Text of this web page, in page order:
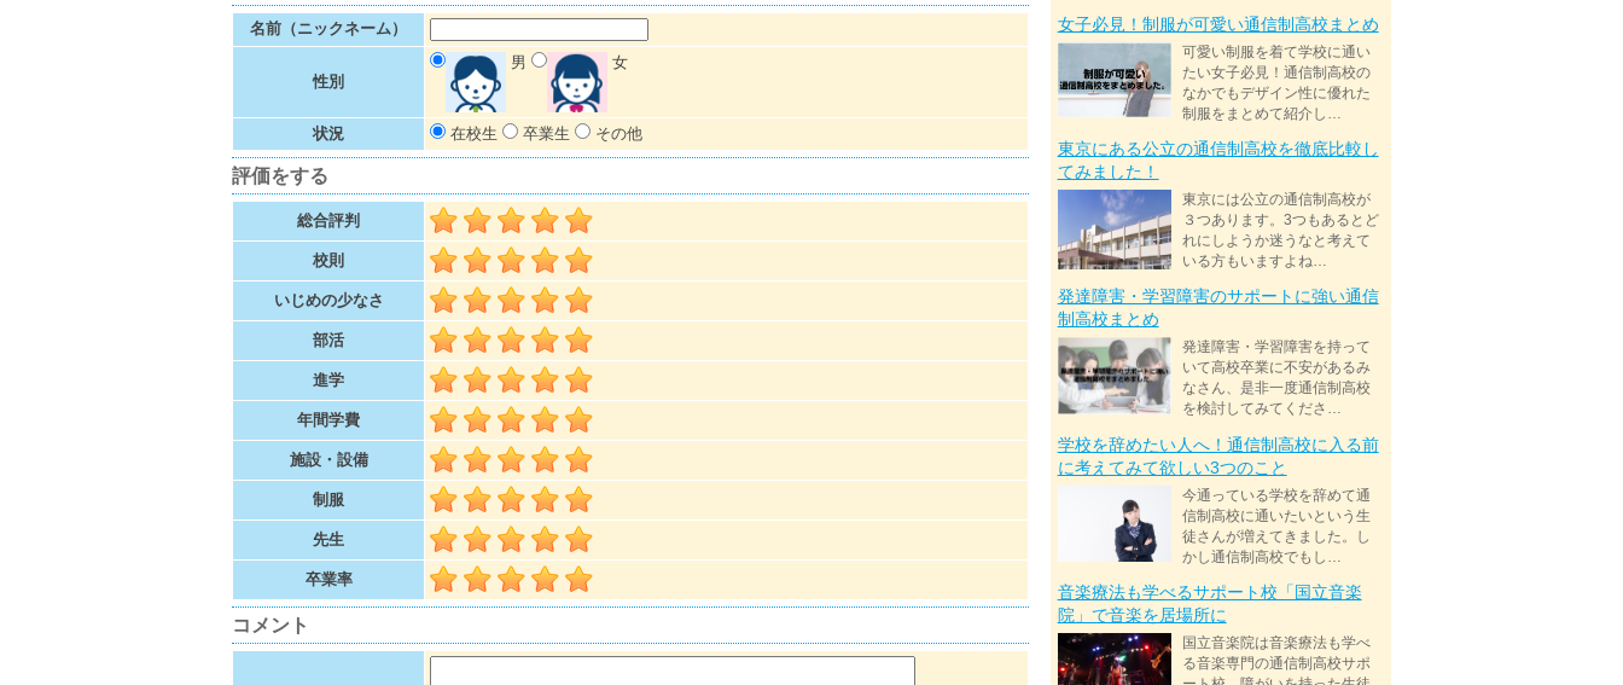
名前（ニックネーム）
性別
男 女
状況 在校生 卒業生 その他
評価をする
総合評判
校則
いじめの少なさ
部活
進学
年間学費
施設・設備
制服
先生
卒業率
コメント
女子必見！制服が可愛い通信制高校まとめ
可愛い制服を着て学校に通い
たい女子必見！通信制高校の
なかでもデザイン性に優れた
制服をまとめて紹介し…
東京にある公立の通信制高校を徹底比較し
てみました！
東京には公立の通信制高校が
３つあります。3つもあるとど
れにしようか迷うなと考えて
いる方もいますよね…
発達障害・学習障害のサポートに強い通信
制高校まとめ
発達障害・学習障害を持って
いて高校卒業に不安があるみ
なさん、是非一度通信制高校
を検討してみてくださ…
学校を辞めたい人へ！通信制高校に入る前
に考えてみて欲しい3つのこと
今通っている学校を辞めて通
信制高校に通いたいという生
徒さんが増えてきました。し
かし通信制高校でもし…
音楽療法も学べるサポート校「国立音楽
院」で音楽を居場所に
国立音楽院は音楽療法も学べ
る音楽専門の通信制高校サポ